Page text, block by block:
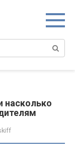
насколько